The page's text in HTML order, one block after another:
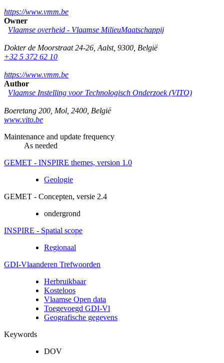
https://www.vmm.be
Owner
Vlaamse overheid - Vlaamse MilieuMaatschappij
Dokter de Moorstraat 24-26 Aalst, 9300 België
+32 5 372 62 10
https://www.vmm.be
Author
Vlaamse Instelling voor Technologisch Onderzoek (VITO)
Boeretang 200 Mol 2400 België
www.vito.be
Maintenance and update frequency
As needed
GEMET - INSPIRE themes, version 1.0
Geologie
GEMET - Concepten, versie 2.4
ondergrond
INSPIRE - Spatial scope
Regionaal
GDI-Vlaanderen Trefwoorden
Herbruikbaar
Kosteloos
Vlaamse Open data
Toegevoegd GDI-Vl
Geografische gegevens
Keywords
DOV